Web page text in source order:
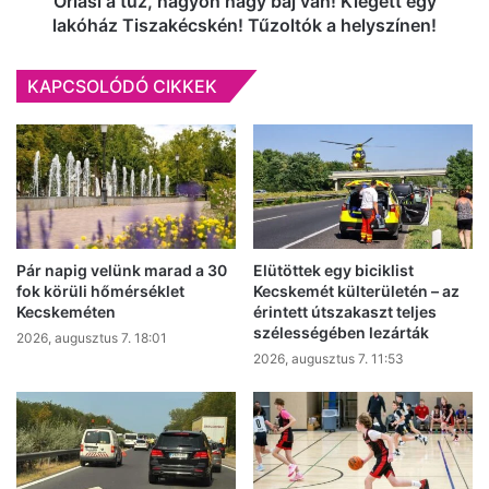
Tiszakécskén!
a
helyszínen!
lakóház Tiszakécskén! Tűzoltók a helyszínen!
KAPCSOLÓDÓ CIKKEK
Pár napig velünk marad a 30
fok körüli hőmérséklet
Kecskeméten
2026, augusztus 7. 18:01
Elütöttek egy biciklist
Kecskemét külterületén – az
érintett útszakaszt teljes
szélességében lezárták
2026, augusztus 7. 11:53